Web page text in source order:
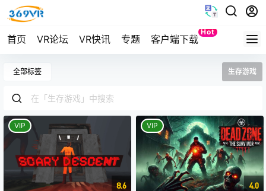
首页 VR论坛 VR快讯 专题 客户端下载
Hot
Quest
全部标签 生存游戏
VIP
8.6
VIP
4.0